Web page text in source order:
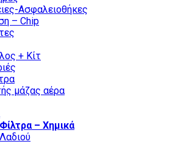
Ασφαλειοθήκες
– Chip
+ Κίτ
μάζας αέρα
– Χημικά